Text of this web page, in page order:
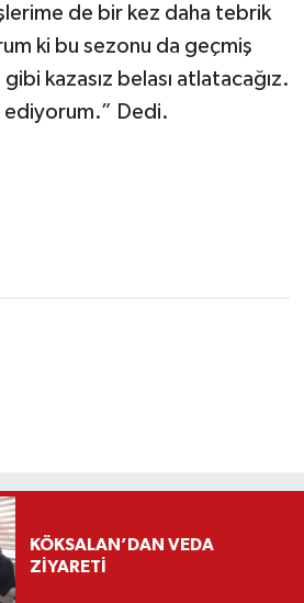
de bir kez daha tebrik
ki bu sezonu da geçmiş
kazasız belası atlatacağız.
Dedi.
KÖKSALAN’DAN VEDA
ZİYARETİ